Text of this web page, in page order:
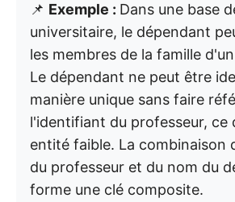
📌 Exemple : Dans une base
universitaire, le dépendant
les membres de la famille
Le dépendant ne peut être
manière unique sans faire
l'identifiant du professeur, ce
entité faible. La combinaison
du professeur et du nom du
forme une clé composite.